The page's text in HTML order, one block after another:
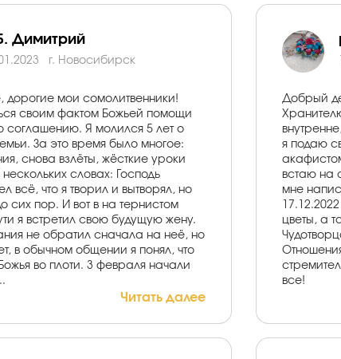
Димитрий
г. Новосибирск
дорогие мои сомолитвенники!
своим фактом Божьей помощи
соглашению. Я молился 5 лет о
За это время было многое:
снова взлёты, жёсткие уроки
словах: Господь
всё, что я творил и вытворял, но
сих пор. И вот в на тернистом
я встретил свою будущую жену.
не обратил сначала на неё, но
в обычном общении я понял, что
во плоти. 3 февраля начали
Читать далее
Добрый
я подаю
встаю на
мне
цветы, а
все!